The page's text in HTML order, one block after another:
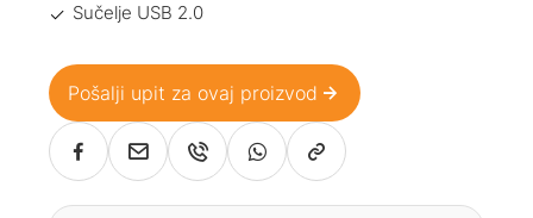
Sučelje USB 2.0
Pošalji upit za ovaj proizvod